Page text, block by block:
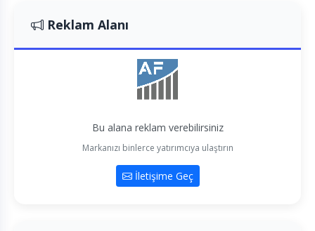
Reklam Alanı
Bu alana reklam verebilirsiniz
Markanızı binlerce yatırımcıya ulaştırın
İletişime Geç